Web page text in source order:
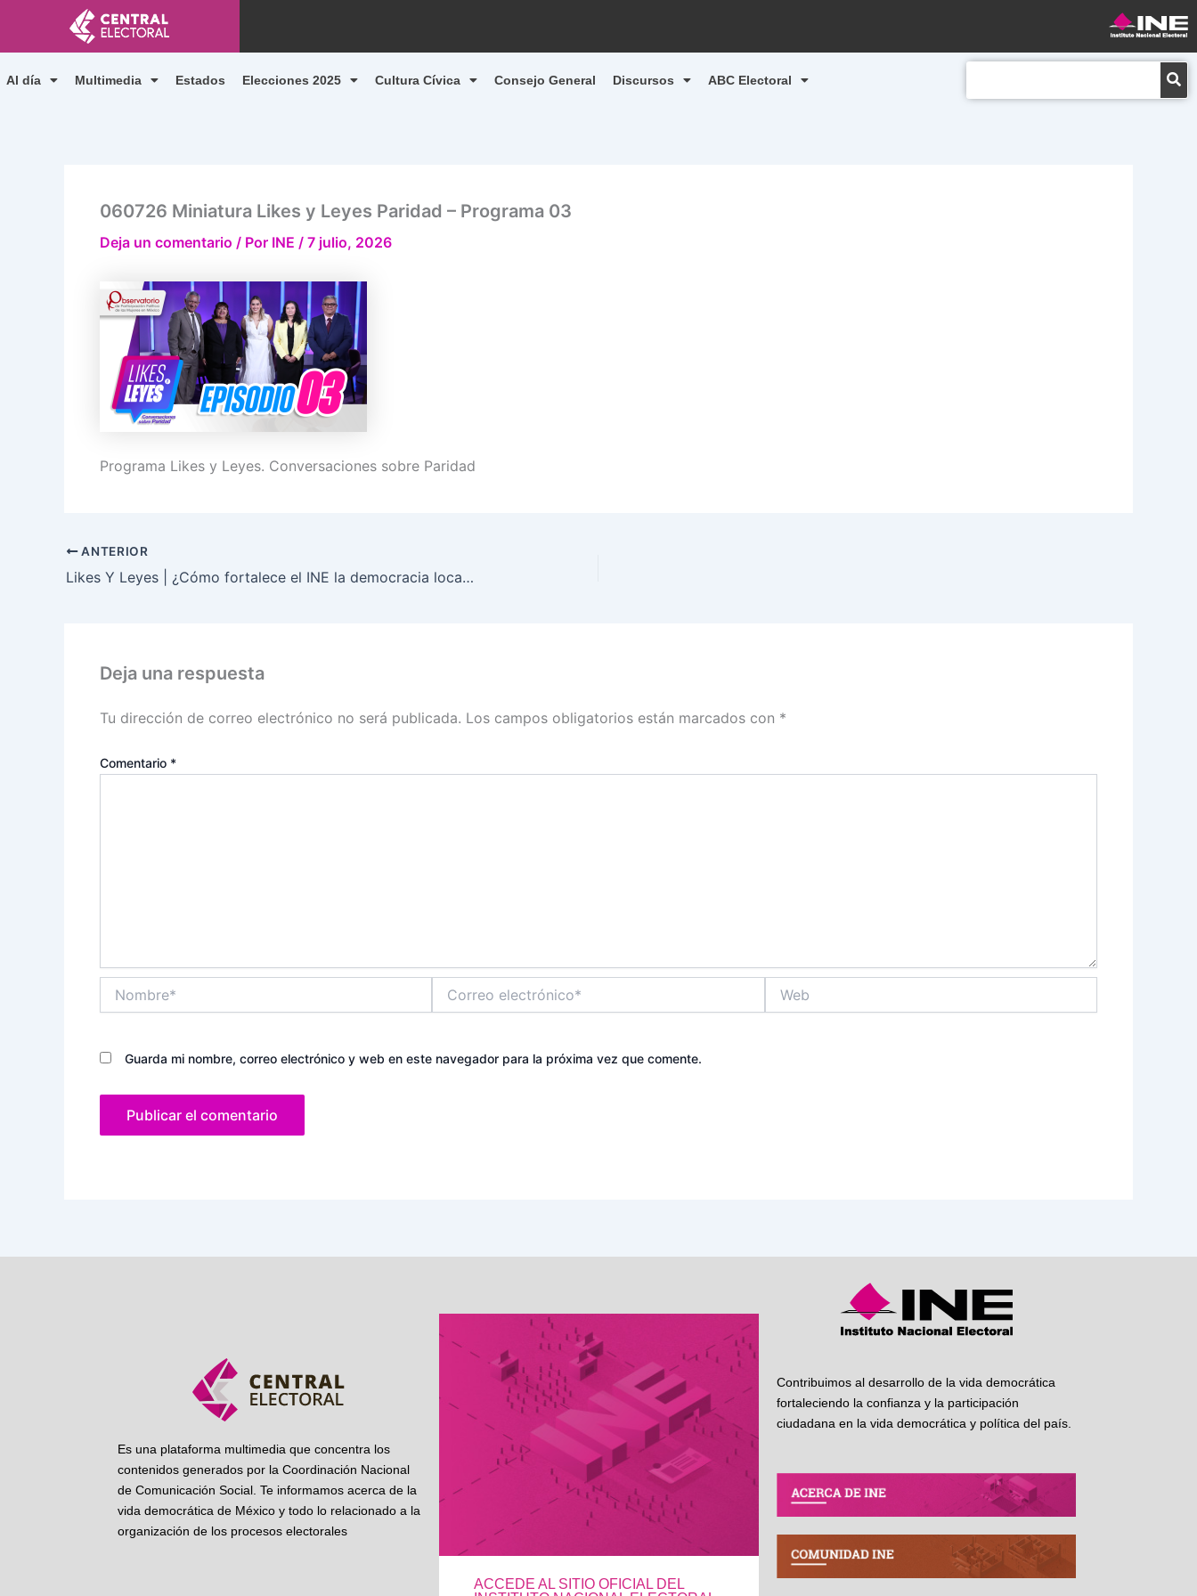
contenido
Al día Multimedia Estados Elecciones 2025 Cultura Cívica Consejo General Discursos ABC Electoral
060726 Miniatura Likes y Leyes Paridad – Programa 03
Deja un comentario / Por INE / 7 julio, 2026
Programa Likes y Leyes. Conversaciones sobre Paridad
ANTERIOR
Likes Y Leyes | ¿Cómo fortalece el INE la democracia local y la inclusión ciudadana?
Deja una respuesta
Tu dirección de correo electrónico no será publicada. Los campos obligatorios están marcados con *
Comentario *
electrónico*
Guarda mi nombre, correo electrónico y web en este navegador para la próxima vez que comente.
Es una plataforma multimedia que concentra los
contenidos generados por la Coordinación Nacional
de Comunicación Social. Te informamos acerca de la
vida democrática de México y todo lo relacionado a la
organización de los procesos electorales
ACCEDE AL SITIO OFICIAL DEL
Contribuimos al desarrollo de la vida democrática
fortaleciendo la confianza y la participación
ciudadana en la vida democrática y política del país.